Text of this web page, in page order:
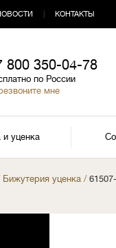
КОНТАКТЫ
800 350-04-78
по России
мне
и уценка
Бижутерия уценка /